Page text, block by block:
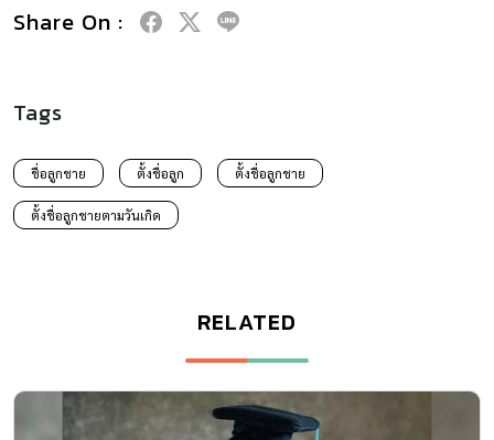
Share On :
Tags
ชื่อลูกชาย ตั้งชื่อลูก ตั้งชื่อลูกชาย
ตั้งชื่อลูกชายตามวันเกิด
RELATED